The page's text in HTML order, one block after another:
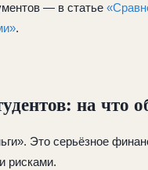
— в статье
.
на что
Это серьёзное
рисками.